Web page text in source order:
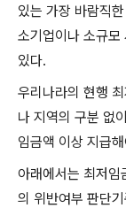
있는 가장 바람직
소기업이나 소규모
있다.
우리나라의 현행
나 지역의 구분 없
임금액 이상 지급
아래에서는 최저임
의 위반여부 판단